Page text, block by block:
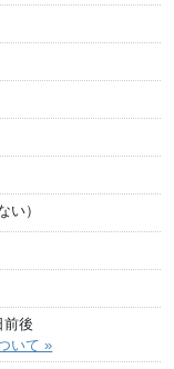
）
前後
いて »